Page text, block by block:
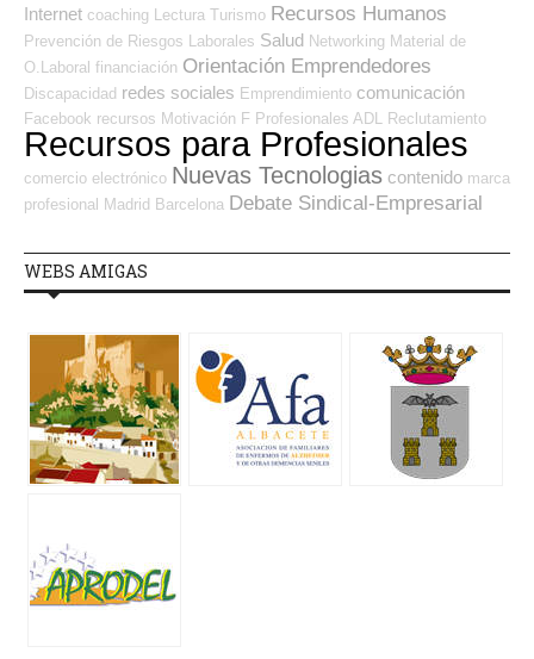
Internet coaching Lectura Turismo Recursos Humanos
Prevención de Riesgos Laborales Salud Networking Material de
O.Laboral financiación Orientación Emprendedores
Discapacidad redes sociales Emprendimiento comunicación
Facebook recursos Motivación F Profesionales ADL Reclutamiento
Recursos para Profesionales
comercio electrónico Nuevas Tecnologias contenido marca
profesional Madrid Barcelona Debate Sindical-Empresarial
WEBS AMIGAS